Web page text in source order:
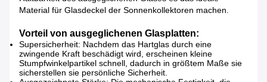
Material für Glasdeckel der Sonnenkollektoren machen.
Vorteil von ausgeglichenen Glasplatten:
Supersicherheit: Nachdem das Hartglas durch eine
zwingende Kraft beschädigt wird, erscheinen kleine
Stumpfwinkelpartikel schnell, dadurch in größtem Maße sie
sicherstellen sie persönliche Sicherheit.